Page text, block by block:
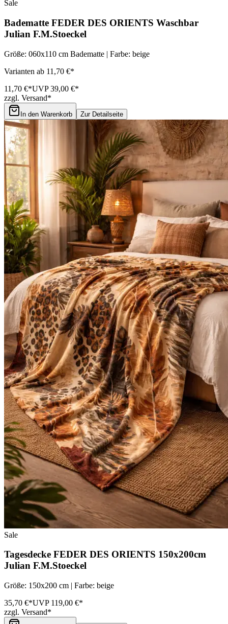
Sale
Badematte FEDER DES ORIENTS Waschbar
Julian F.M.Stoeckel
Größe: 060x110 cm Badematte | Farbe: beige
Varianten ab 11,70 €*
11,70 €*UVP 39,00 €*
zzgl. Versand*
In den Warenkorb Zur Detailseite
Sale
Tagesdecke FEDER DES ORIENTS 150x200cm
Julian F.M.Stoeckel
Größe: 150x200 cm | Farbe: beige
35,70 €*UVP 119,00 €*
zzgl. Versand*